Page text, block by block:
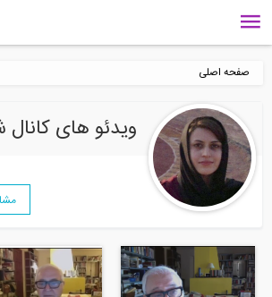
صفحه اصلی
ویدئو های کانال شیوا مردانی